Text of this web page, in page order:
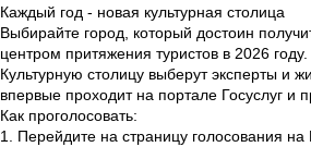
Каждый год - новая культурная столица
Выбирайте город, который достоин
центром притяжения туристов в 2026 году.
Культурную столицу выберут эксперты и
впервые проходит на портале Госуслуг и
Как проголосовать:
1. Перейдите на страницу голосования